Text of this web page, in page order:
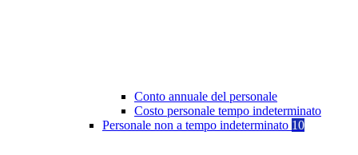
Conto annuale del personale
Costo personale tempo indeterminato
Personale non a tempo indeterminato 10